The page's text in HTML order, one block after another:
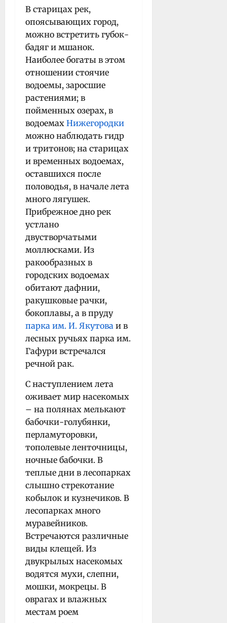
В старицах рек,
опоясывающих город,
можно встретить губок-
бадяг и мшанок.
Наиболее богаты в этом
отношении стоячие
водоемы, заросшие
растениями; в
пойменных озерах, в
водоемах Нижегородки
можно наблюдать гидр
и тритонов; на старицах
и временных водоемах,
оставшихся после
половодья, в начале лета
много лягушек.
Прибрежное дно рек
устлано
двустворчатыми
моллюсками. Из
ракообразных в
городских водоемах
обитают дафнии,
ракушковые рачки,
бокоплавы, а в пруду
парка им. И. Якутова и в
лесных ручьях парка им.
Гафури встречался
речной рак.
С наступлением лета
оживает мир насекомых
– на полянах мелькают
бабочки-голубянки,
перламуторовки,
тополевые ленточницы,
ночные бабочки. В
теплые дни в лесопарках
слышно стрекотание
кобылок и кузнечиков. В
лесопарках много
муравейников.
Встречаются различные
виды клещей. Из
двукрылых насекомых
водятся мухи, слепни,
мошки, мокрецы. В
оврагах и влажных
местам роем